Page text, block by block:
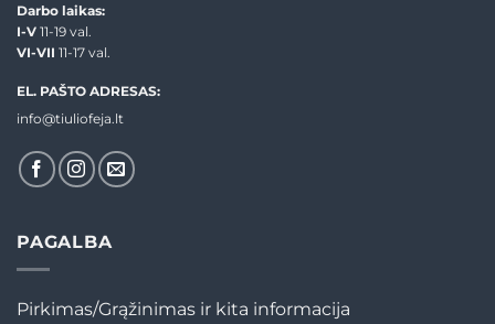
Darbo laikas:
I-V 11-19 val.
VI-VII 11-17 val.
EL. PAŠTO ADRESAS:
info@tiuliofeja.lt
PAGALBA
Pirkimas/Grąžinimas ir kita informacija